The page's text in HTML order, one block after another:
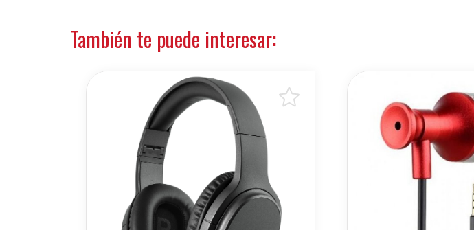
También te puede interesar: